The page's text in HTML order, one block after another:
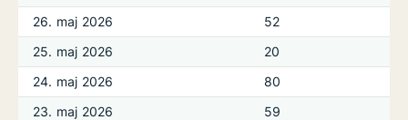
26. maj 2026
52
25. maj 2026
20
24. maj 2026
80
23. maj 2026
59